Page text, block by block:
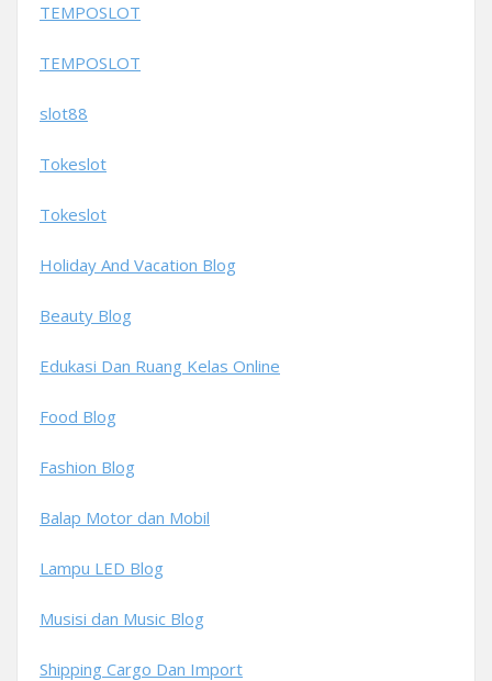
TEMPOSLOT
TEMPOSLOT
slot88
Tokeslot
Tokeslot
Holiday And Vacation Blog
Beauty Blog
Edukasi Dan Ruang Kelas Online
Food Blog
Fashion Blog
Balap Motor dan Mobil
Lampu LED Blog
Musisi dan Music Blog
Shipping Cargo Dan Import